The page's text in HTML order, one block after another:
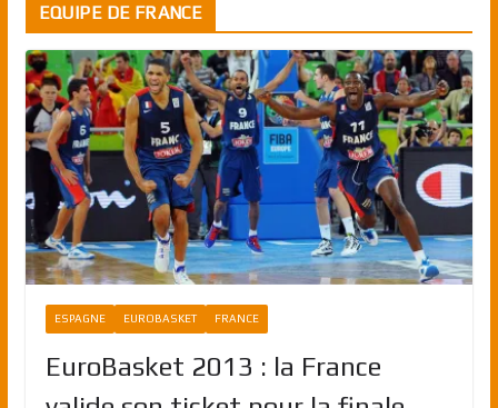
EQUIPE DE FRANCE
ESPAGNE EUROBASKET FRANCE
EuroBasket 2013 : la France